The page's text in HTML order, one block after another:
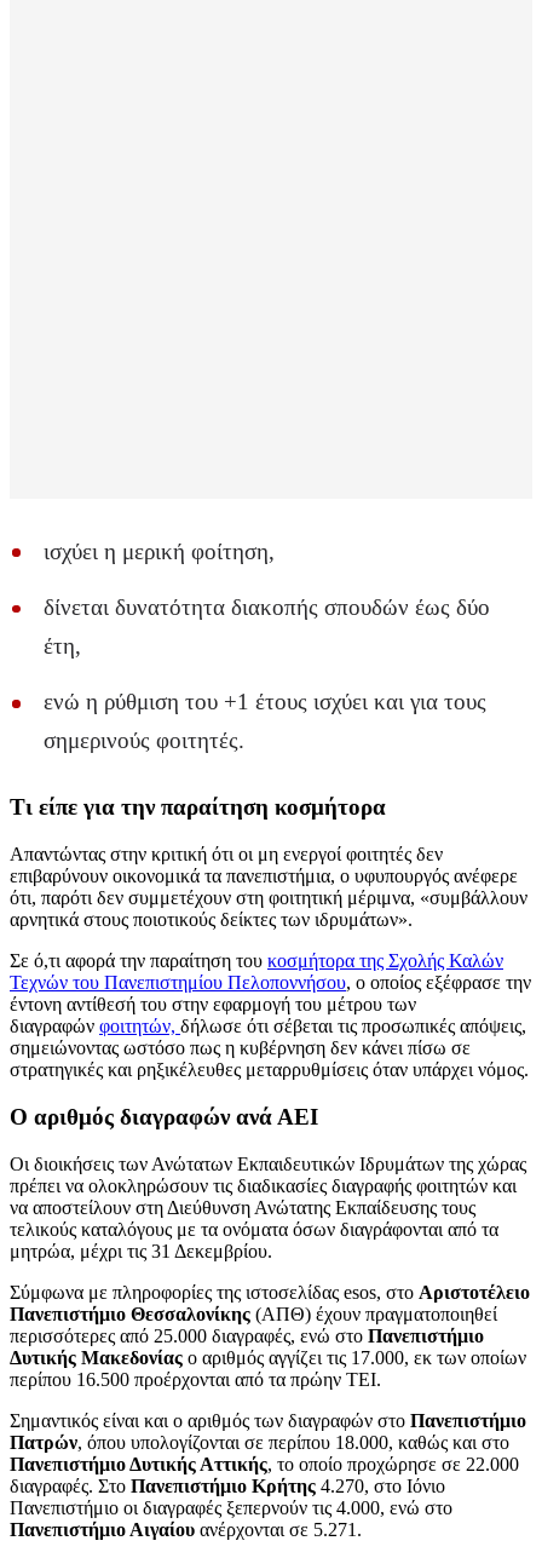
ισχύει η μερική φοίτηση,
δίνεται δυνατότητα διακοπής σπουδών έως δύο
έτη,
ενώ η ρύθμιση του +1 έτους ισχύει και για τους
σημερινούς φοιτητές.
Τι είπε για την παραίτηση κοσμήτορα
Απαντώντας στην κριτική ότι οι μη ενεργοί φοιτητές δεν
επιβαρύνουν οικονομικά τα πανεπιστήμια, ο υφυπουργός ανέφερε
ότι, παρότι δεν συμμετέχουν στη φοιτητική μέριμνα, «συμβάλλουν
αρνητικά στους ποιοτικούς δείκτες των ιδρυμάτων».
Σε ό,τι αφορά την παραίτηση του κοσμήτορα της Σχολής Καλών
Τεχνών του Πανεπιστημίου Πελοποννήσου, ο οποίος εξέφρασε την
έντονη αντίθεσή του στην εφαρμογή του μέτρου των
διαγραφών φοιτητών, δήλωσε ότι σέβεται τις προσωπικές απόψεις,
σημειώνοντας ωστόσο πως η κυβέρνηση δεν κάνει πίσω σε
στρατηγικές και ρηξικέλευθες μεταρρυθμίσεις όταν υπάρχει νόμος.
Ο αριθμός διαγραφών ανά ΑΕΙ
Οι διοικήσεις των Ανώτατων Εκπαιδευτικών Ιδρυμάτων της χώρας
πρέπει να ολοκληρώσουν τις διαδικασίες διαγραφής φοιτητών και
να αποστείλουν στη Διεύθυνση Ανώτατης Εκπαίδευσης τους
τελικούς καταλόγους με τα ονόματα όσων διαγράφονται από τα
μητρώα, μέχρι τις 31 Δεκεμβρίου.
Σύμφωνα με πληροφορίες της ιστοσελίδας esos, στο Αριστοτέλειο
Πανεπιστήμιο Θεσσαλονίκης (ΑΠΘ) έχουν πραγματοποιηθεί
περισσότερες από 25.000 διαγραφές, ενώ στο Πανεπιστήμιο
Δυτικής Μακεδονίας ο αριθμός αγγίζει τις 17.000, εκ των οποίων
περίπου 16.500 προέρχονται από τα πρώην ΤΕΙ.
Σημαντικός είναι και ο αριθμός των διαγραφών στο Πανεπιστήμιο
Πατρών, όπου υπολογίζονται σε περίπου 18.000, καθώς και στο
Πανεπιστήμιο Δυτικής Αττικής, το οποίο προχώρησε σε 22.000
διαγραφές. Στο Πανεπιστήμιο Κρήτης 4.270, στο Ιόνιο
Πανεπιστήμιο οι διαγραφές ξεπερνούν τις 4.000, ενώ στο
Πανεπιστήμιο Αιγαίου ανέρχονται σε 5.271.